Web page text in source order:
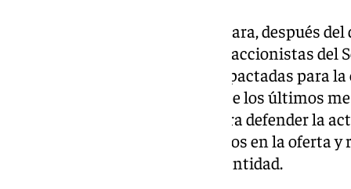
Sergio Ramos dio este lunes la cara, después
horas antes por los principales accionistas del
haber alterado las condiciones pactadas para
los acuerdos alcanzados durante los últimos
compareció ante los medios para defender la
explicar los cambios introducidos en la oferta
siendo adquirir el control de la entidad.